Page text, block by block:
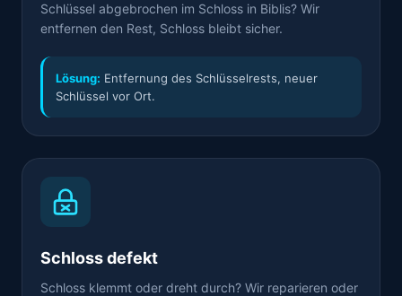
Schlüssel abgebrochen im Schloss in Biblis? Wir
entfernen den Rest, Schloss bleibt sicher.
Lösung: Entfernung des Schlüsselrests, neuer
Schlüssel vor Ort.
Schloss defekt
Schloss klemmt oder dreht durch? Wir reparieren oder